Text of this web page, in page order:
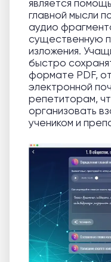
является
главной мысли
аудио
существенную
изложения.
быстро
формате PDF,
электронной
репетиторам,
организовать
учеником и